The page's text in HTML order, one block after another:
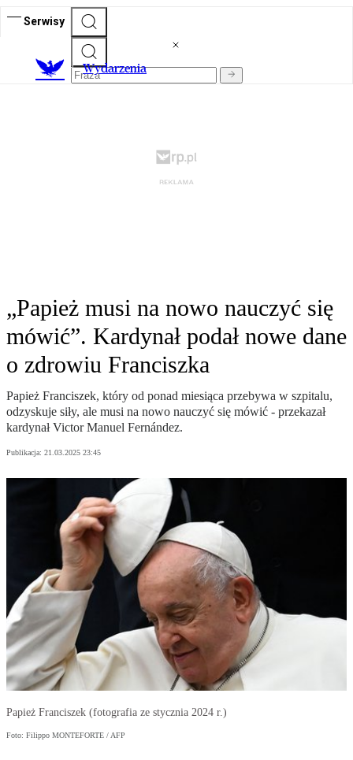
Serwisy
Wydarzenia
„Papież musi na nowo nauczyć się
mówić”. Kardynał podał nowe dane
o zdrowiu Franciszka
Papież Franciszek, który od ponad miesiąca przebywa w szpitalu,
odzyskuje siły, ale musi na nowo nauczyć się mówić - przekazał
kardynał Victor Manuel Fernández.
Publikacja: 21.03.2025 23:45
Papież Franciszek (fotografia ze stycznia 2024 r.)
Foto: Filippo MONTEFORTE / AFP